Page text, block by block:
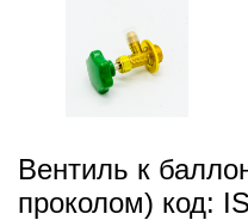
Вентиль к
проколом) код: